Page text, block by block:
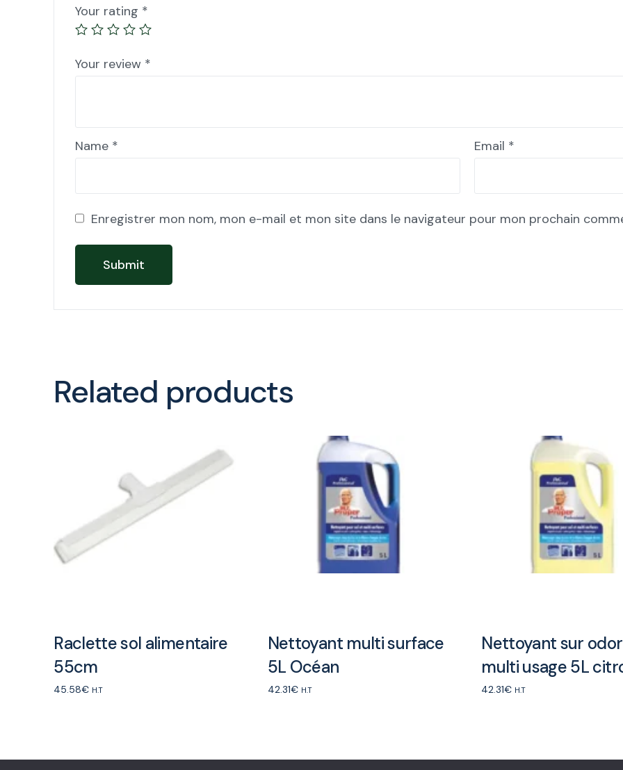
Your rating *
Your review *
Name * Email *
Enregistrer mon nom, mon e-mail et mon site dans le navigateur pour mon prochain
Related products
Raclette sol alimentaire
55cm
45.58€ H.T
Nettoyant multi surface
5L Océan
42.31€ H.T
Nettoyant sur
multi usage 5L
42.31€ H.T